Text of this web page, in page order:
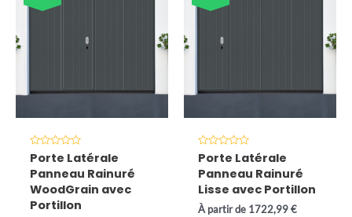
Note
0
sur
Porte Latérale
Panneau Rainuré
WoodGrain avec
Portillon
Note
0
sur
Porte Latérale
Panneau Rainuré
Lisse avec Portillon
À partir de 1722,99€